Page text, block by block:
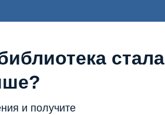
стала
и получите